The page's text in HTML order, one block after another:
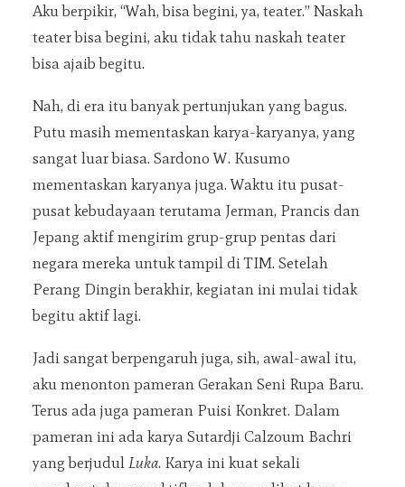
Aku berpikir, “Wah, bisa begini, ya, teater.” Naskah
teater bisa begini, aku tidak tahu naskah teater
bisa ajaib begitu.
Nah, di era itu banyak pertunjukan yang bagus.
Putu masih mementaskan karya-karyanya, yang
sangat luar biasa. Sardono W. Kusumo
mementaskan karyanya juga. Waktu itu pusat-
pusat kebudayaan terutama Jerman, Prancis dan
Jepang aktif mengirim grup-grup pentas dari
negara mereka untuk tampil di TIM. Setelah
Perang Dingin berakhir, kegiatan ini mulai tidak
begitu aktif lagi.
Jadi sangat berpengaruh juga, sih, awal-awal itu,
aku menonton pameran Gerakan Seni Rupa Baru.
Terus ada juga pameran Puisi Konkret. Dalam
pameran ini ada karya Sutardji Calzoum Bachri
yang berjudul Luka. Karya ini kuat sekali